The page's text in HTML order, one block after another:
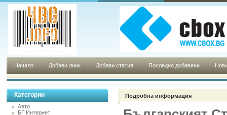
Начало Добави линк Добави статия Последно добавени
Категории
Авто
БГ Интернет
Подробна информация